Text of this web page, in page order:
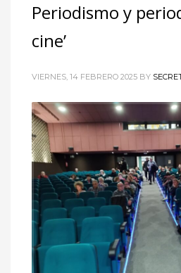
Periodismo y
cine’
VIERNES, 14 FEBRERO 2025 BY